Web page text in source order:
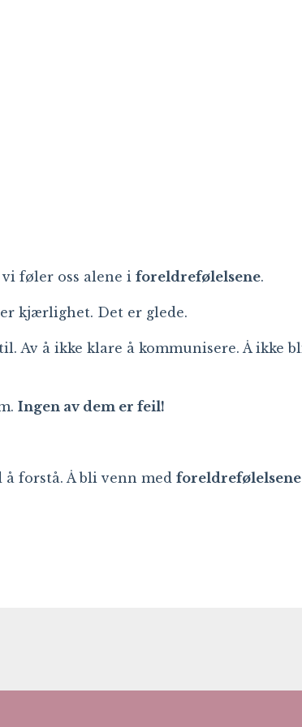
føler oss alene i foreldrefølelsene.
kjærlighet. Det er glede.
Av å ikke klare å kommunisere. Å ikke
Ingen av dem er feil!
forstå. Å bli venn med foreldrefølelsene